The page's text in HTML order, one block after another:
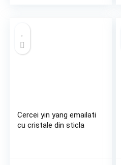
Cercei yin yang emailati
cu cristale din sticla